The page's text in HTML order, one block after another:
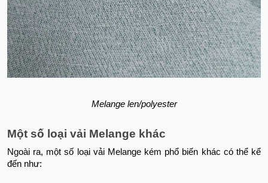
Melange len/polyester
Một số loại vải Melange khác
Ngoài ra, một số loại vải Melange kém phổ biến khác có thể kể
đến như: